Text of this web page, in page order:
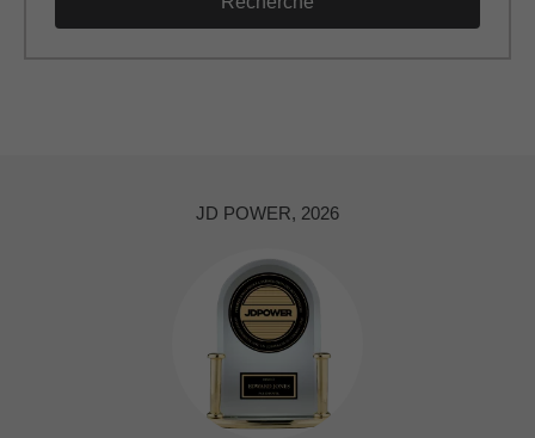
JD POWER, 2026